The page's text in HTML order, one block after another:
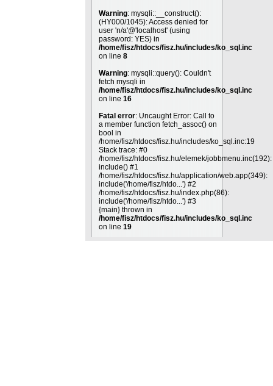
Warning: mysqli::__construct():
(HY000/1045): Access denied for
user 'n/a'@'localhost' (using
password: YES) in
/home/fisz/htdocs/fisz.hu/includes/ko_sql.inc
on line 8
Warning: mysqli::query(): Couldn't
fetch mysqli in
/home/fisz/htdocs/fisz.hu/includes/ko_sql.inc
on line 16
Fatal error: Uncaught Error: Call to
a member function fetch_assoc() on
bool in
/home/fisz/htdocs/fisz.hu/includes/ko_sql.inc:19
Stack trace: #0
/home/fisz/htdocs/fisz.hu/elemek/jobbmenu.inc(192):
include() #1
/home/fisz/htdocs/fisz.hu/application/web.app(349):
include('/home/fisz/htdo...') #2
/home/fisz/htdocs/fisz.hu/index.php(86):
include('/home/fisz/htdo...') #3
{main} thrown in
/home/fisz/htdocs/fisz.hu/includes/ko_sql.inc
on line 19